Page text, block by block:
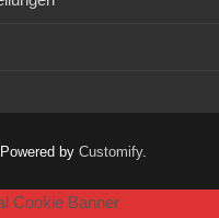
by Customify.
Cookie Banner